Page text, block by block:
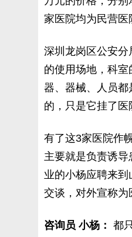
家医院均为民营医
深圳龙岗区公安
的使用场地，科
器、器械、人员
的，只是它挂了医
有了这3家医院作
主要就是负责诱
业的小杨应聘来
交谈，对外宣称为
咨询员 小杨： 都